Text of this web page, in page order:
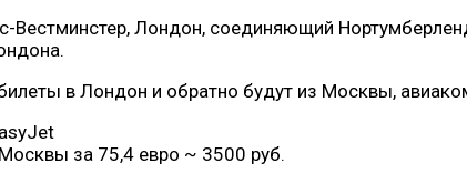
Лондон, соединяющий
в Лондон и обратно будут из Москвы,
за 75,4 евро ~ 3500 руб.